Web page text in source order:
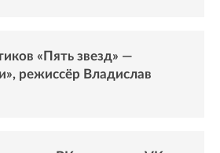
«Пять звезд» —
режиссёр Владислав